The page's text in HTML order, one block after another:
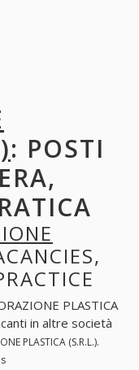
: POSTI
PLASTICA
in altre società
PLASTICA (S.R.L.).